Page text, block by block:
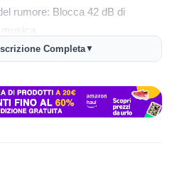
rumore: Blocca 42 dB di
microfoni isolano la tua voce dai
fino a 8 ore di ascolto, che
Completa▼